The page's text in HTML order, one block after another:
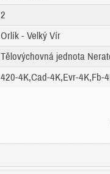
2
Orlík - Velký Vír
Tělovýchovná jednota
420-4K,Cad-4K,Evr-4K,Fb-